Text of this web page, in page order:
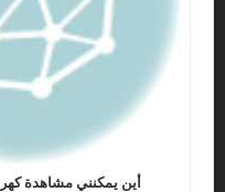
أين يمكنني مشاهدة